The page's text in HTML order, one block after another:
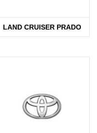
LAND CRUISER PRADO